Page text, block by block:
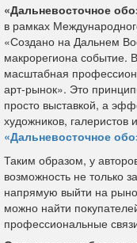
«Дальневосточное
в рамках
«Создано на Дальнем
макрорегиона событие.
масштабная
арт-рынок». Это
просто выставкой, а
художников,
«Дальневосточное
Таким образом, у
возможность не только
напрямую выйти на
можно найти
профессиональные